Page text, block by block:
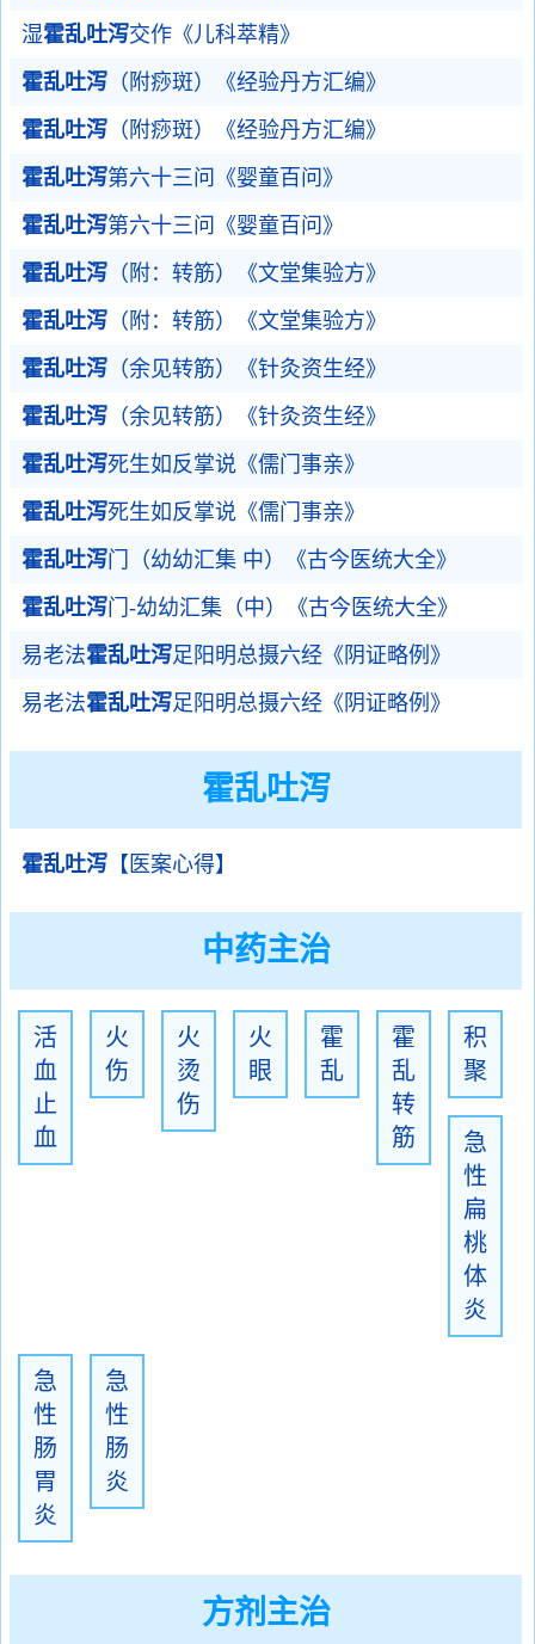
湿霍乱吐泻交作《儿科萃精》
霍乱吐泻 （附痧斑）《经验丹方汇编》
霍乱吐泻 （附痧斑）《经验丹方汇编》
霍乱吐泻第六十三问《婴童百问》
霍乱吐泻第六十三问《婴童百问》
霍乱吐泻 （附：转筋）《文堂集验方》
霍乱吐泻 （附：转筋）《文堂集验方》
霍乱吐泻 （余见转筋）《针灸资生经》
霍乱吐泻 （余见转筋）《针灸资生经》
霍乱吐泻死生如反掌说《儒门事亲》
霍乱吐泻死生如反掌说《儒门事亲》
霍乱吐泻门（幼幼汇集 中）《古今医统大全》
霍乱吐泻门-幼幼汇集（中）《古今医统大全》
易老法霍乱吐泻足阳明总摄六经《阴证略例》
易老法霍乱吐泻足阳明总摄六经《阴证略例》
霍乱吐泻
霍乱吐泻 【医案心得】
中药主治
活
血
止
血
火
伤
火
烫
伤
火
眼
霍
乱
霍
乱
转
筋
积
聚
急
性
扁
桃
体
炎
急
性
肠
胃
炎
急
性
肠
炎
方剂主治